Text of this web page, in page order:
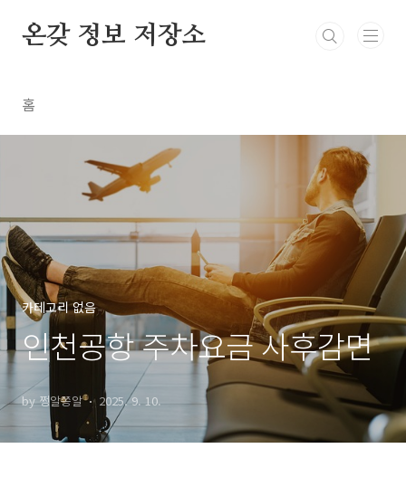
온갖 정보 저장소
홈
카테고리 없음
인천공항 주차요금 사후감면
by 쩡알쫑알 2025. 9. 10.